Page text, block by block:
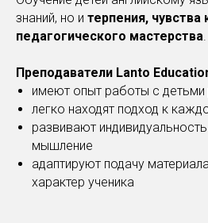
знаний, но и терпения,
педагогического мастерства.
Преподаватели Lanto
имеют опыт работы с детьми
легко находят подход к
развивают
мышление
адаптируют подачу
характер ученика